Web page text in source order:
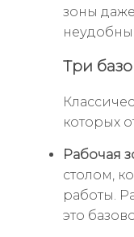
зоны
Три
которых
Рабочая
столом,
работы.
это